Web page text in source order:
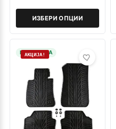
ИЗБЕРИ ОПЦИИ
НА ЗАЛИХА
АКЦИЈА!